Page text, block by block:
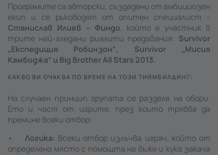
Програмите са авторски, създадени от амбициозен
екип и се ръководят от опитен специалист -
Станислав Илиев – Финдо, който е участник в
трите най-гледани риалити предавания: Survivor
„Експедиция Робинзон“, Survivor „Мисия
Камбоджа“ и Big Brother All Stars 2013.
КАКВО ВИ ОЧАКВА ПО ВРЕМЕ НА ТОЗИ ТИЙМБИЛДИНГ:
На случаен принцип групата се разделя на обори.
Ето и част от игрите, през които трябва да
премине всеки отбор:
•
Логика: Всеки отбор излъчва играч, който от
определено място с помощта на въже и кука закача